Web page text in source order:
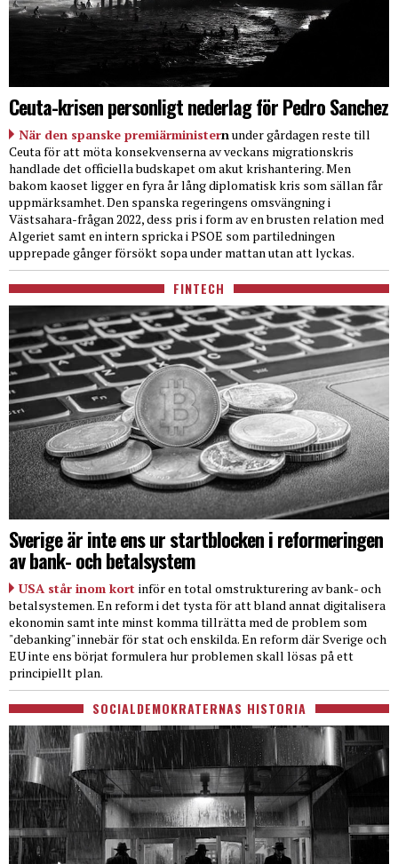
Ceuta-krisen personligt nederlag för Pedro Sanchez
När den spanske premiärministern under gårdagen reste till
Ceuta för att möta konsekvenserna av veckans migrationskris
handlade det officiella budskapet om akut krishantering. Men
bakom kaoset ligger en fyra år lång diplomatisk kris som sällan får
uppmärksamhet. Den spanska regeringens omsvängning i
Västsahara-frågan 2022, dess pris i form av en brusten relation med
Algeriet samt en intern spricka i PSOE som partiledningen
upprepade gånger försökt sopa under mattan utan att lyckas.
FINTECH
Sverige är inte ens ur startblocken i reformeringen
av bank- och betalsystem
USA står inom kort inför en total omstrukturering av bank- och
betalsystemen. En reform i det tysta för att bland annat digitalisera
ekonomin samt inte minst komma tillrätta med de problem som
"debanking" innebär för stat och enskilda. En reform där Sverige och
EU inte ens börjat formulera hur problemen skall lösas på ett
principiellt plan.
SOCIALDEMOKRATERNAS HISTORIA